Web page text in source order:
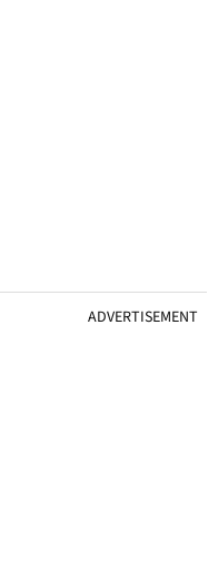
ADVERTISEMENT